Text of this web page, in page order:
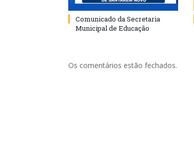
Comunicado da Secretaria
Municipal de Educação
Os comentários estão fechados.